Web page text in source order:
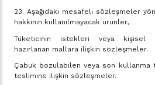
23. Aşağıdaki mesafeli sözleşmeler
hakkının kullanılmayacak ürünler,
Tüketicinin istekleri veya kişisel
hazırlanan mallara ilişkin sözleşmeler.
Çabuk bozulabilen veya son kullanma
teslimine ilişkin sözleşmeler.